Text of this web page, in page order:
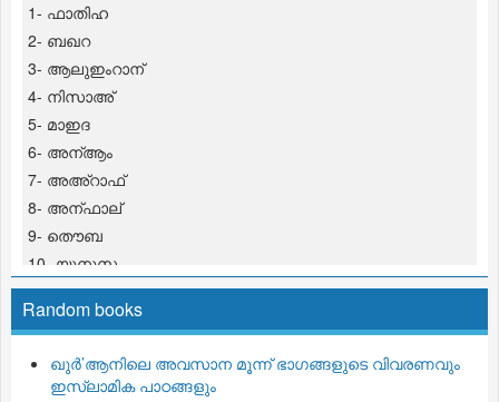
1- ഫാതിഹ
2- ബഖറ
3- ആലുഇംറാന്
4- നിസാഅ്
5- മാഇദ
6- അന്ആം
7- അഅ്റാഫ്
8- അന്ഫാല്
9- തൌബ
10- യൂനുസ
11- ഹൂദ്
12- യൂസുഫ്
14- ഇബ്റാഹീം
Random books
ഖുര്‍’ആനിലെ അവസാന മൂന്ന് ഭാഗങ്ങളുടെ വിവരണവും
ഇസ്‌ലാമിക പാഠങ്ങളും